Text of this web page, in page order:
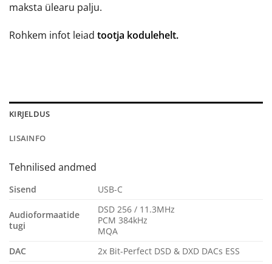
maksta ülearu palju.
Rohkem infot leiad tootja kodulehelt.
KIRJELDUS
LISAINFO
Tehnilised andmed
Sisend USB-C
Audioformaatide
tugi
DSD 256 / 11.3MHz
PCM 384kHz
MQA
DAC
2x Bit-Perfect DSD & DXD DACs ESS